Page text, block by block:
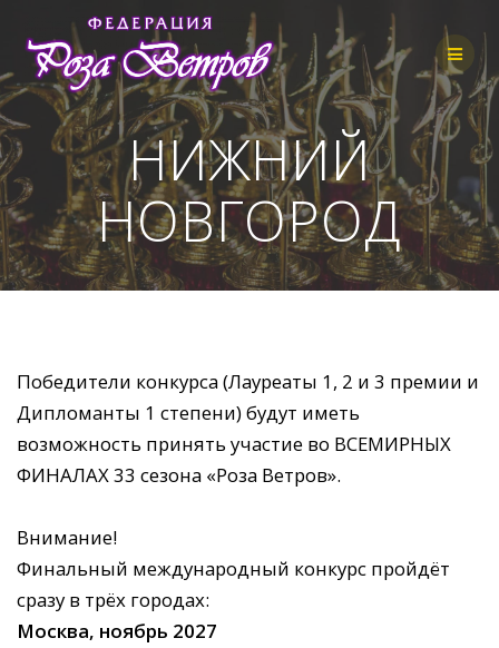
Skip
to
content
НИЖНИЙ
НОВГОРОД
Победители конкурса (Лауреаты 1, 2 и 3 премии и
Дипломанты 1 степени) будут иметь
возможность принять участие во ВСЕМИРНЫХ
ФИНАЛАХ 33 сезона «Роза Ветров».
Внимание!
Финальный международный конкурс пройдёт
сразу в трёх городах:
Москва, ноябрь 2027